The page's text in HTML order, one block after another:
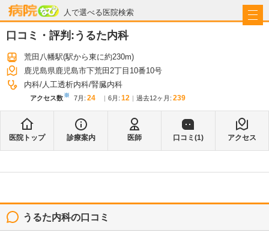
人で選べる医院検索
病院なび
口コミ・評判:うるた内科
荒田八幡駅(駅から東に約230m)
鹿児島県鹿児島市下荒田2丁目10番10号
内科 人工透析内科 腎臓内科
アクセス数※ 7月 : 24 6月 : 12 過去12ヶ月: 239
医院トップ 診療案内 医師 口コミ(1) アクセス
うるた内科の口コミ